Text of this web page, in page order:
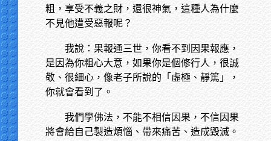
粗，享受不義之財，還很神氣，這種人為什麼
不見他遭受惡報呢？
我說：果報通三世，你看不到因果報應，
是因為你粗心大意，如果你是個修行人，很誠
敬、很細心，像老子所說的「虛極、靜篤」，
你就會看到了。
我們學佛法，不能不相信因果，不信因果
將會給自己製造煩惱、帶來痛苦、造成毀滅。